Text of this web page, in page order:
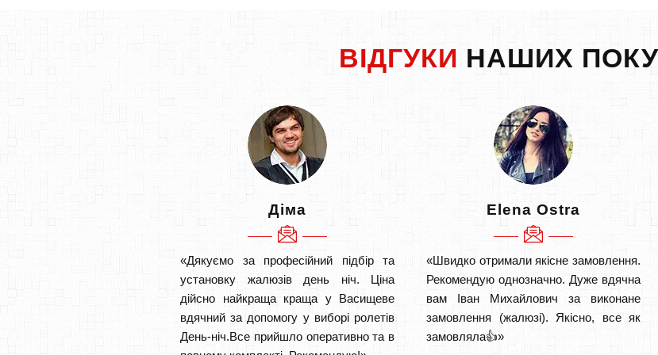
ВІДГУКИ НАШИХ
Діма
«Дякуємо за професійний підбір та
установку жалюзів день ніч. Ціна
дійсно найкраща краща у Васищеве
вдячний за допомогу у виборі ролетів
День-ніч.Все прийшло оперативно та в
Elena Ostra
«Швидко отримали якісне замовлення.
Рекомендую однозначно. Дуже вдячна
вам Іван Михайлович за виконане
замовлення (жалюзі). Якісно, все як
замовляла👍»